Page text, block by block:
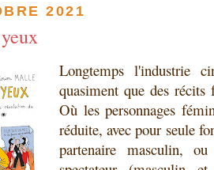
2021
Longtemps l'industrie
quasiment que des
Où les personnages
réduite, avec pour seule
partenaire masculin,